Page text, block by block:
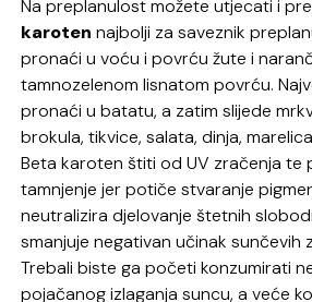
Na preplanulost možete utjecati i
karoten najbolji za saveznik
pronaći u voću i povrću žute i
tamnozelenom lisnatom povrću.
pronaći u batatu, a zatim slijede
brokula, tikvice, salata, dinja,
Beta karoten štiti od UV zračenja te
tamnjenje jer potiče stvaranje
neutralizira djelovanje štetnih
smanjuje negativan učinak sunčevih
Trebali biste ga početi konzumirati
pojačanog izlaganja suncu, a veće